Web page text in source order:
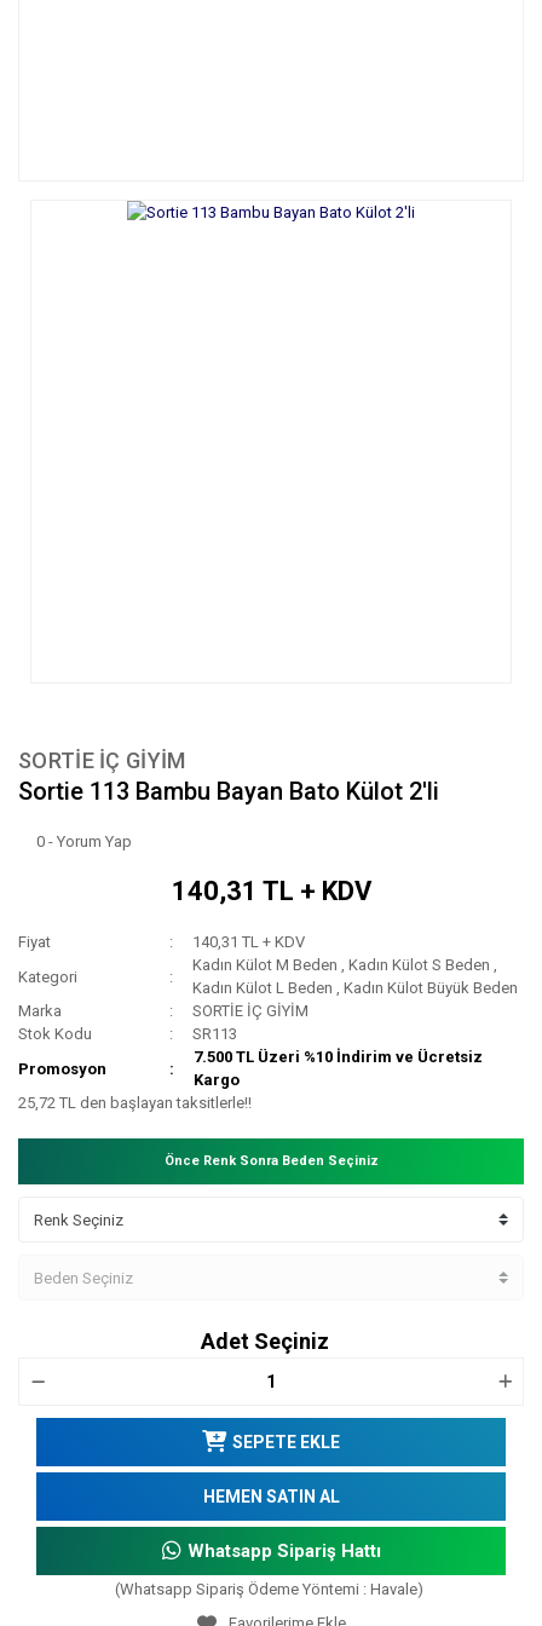
SORTİE İÇ GİYİM
Sortie 113 Bambu Bayan Bato Külot 2'li
0 - Yorum Yap
140,31 TL + KDV
Fiyat
140,31 TL + KDV
Kategori
Kadın Külot M Beden ,Kadın Külot S Beden ,
Kadın Külot L Beden ,Kadın Külot Büyük Beden
Marka
SORTİE İÇ GİYİM
Stok Kodu
SR113
Promosyon
7.500 TL Üzeri %10 İndirim ve Ücretsiz
Kargo
25,72 TL den başlayan taksitlerle!!
Önce Renk Sonra Beden Seçiniz
Adet Seçiniz
SEPETE EKLE
HEMEN SATIN AL
Whatsapp Sipariş Hattı
(Whatsapp Sipariş Ödeme Yöntemi : Havale)